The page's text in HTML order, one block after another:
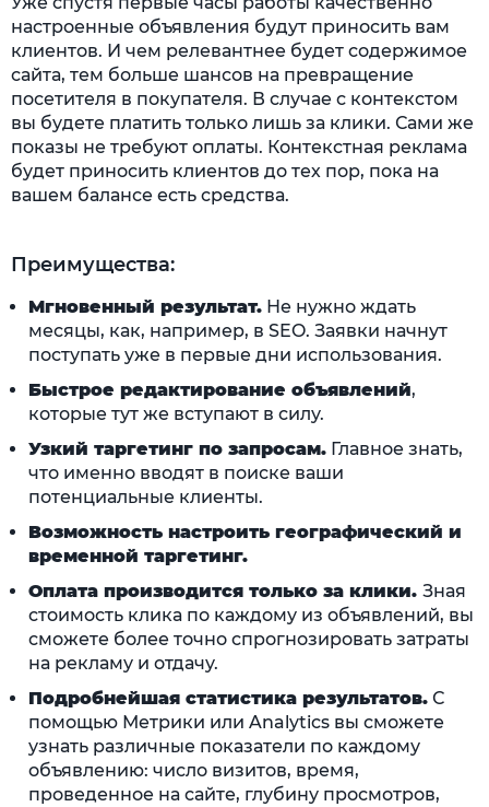
настроенные объявления будут приносить вам
клиентов. И чем релевантнее будет содержимое
сайта, тем больше шансов на превращение
посетителя в покупателя. В случае с контекстом
вы будете платить только лишь за клики. Сами же
показы не требуют оплаты. Контекстная реклама
будет приносить клиентов до тех пор, пока на
вашем балансе есть средства.
Преимущества:
Мгновенный результат. Не нужно ждать
месяцы, как, например, в SEO. Заявки начнут
поступать уже в первые дни использования.
Быстрое редактирование объявлений,
которые тут же вступают в силу.
Узкий таргетинг по запросам. Главное знать,
что именно вводят в поиске ваши
потенциальные клиенты.
Возможность настроить географический и
временной таргетинг.
Оплата производится только за клики. Зная
стоимость клика по каждому из объявлений, вы
сможете более точно спрогнозировать затраты
на рекламу и отдачу.
Подробнейшая статистика результатов. С
помощью Метрики или Analytics вы сможете
узнать различные показатели по каждому
объявлению: число визитов, время,
проведенное на сайте, глубину просмотров,